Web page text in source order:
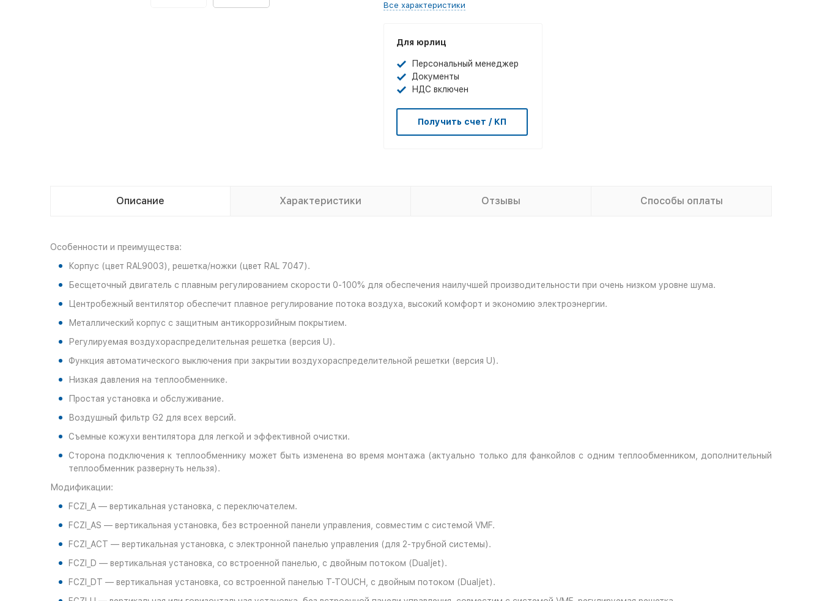
Все характеристики
Для юрлиц
Персональный менеджер
Документы
НДС включен
Получить счет / КП
Описание Характеристики Отзывы Способы оплаты
Особенности и преимущества:
Корпус (цвет RAL9003), решетка/ножки (цвет RAL 7047).
Бесщеточный двигатель с плавным регулированием скорости 0-100% для обеспечения наилучшей производительности при очень низком уровне шума.
Центробежный вентилятор обеспечит плавное регулирование потока воздуха, высокий комфорт и экономию электроэнергии.
Металлический корпус с защитным антикоррозийным покрытием.
Регулируемая воздухораспределительная решетка (версия U).
Функция автоматического выключения при закрытии воздухораспределительной решетки (версия U).
Низкая давления на теплообменнике.
Простая установка и обслуживание.
Воздушный фильтр G2 для всех версий.
Съемные кожухи вентилятора для легкой и эффективной очистки.
Сторона подключения к теплообменнику может быть изменена во время монтажа (актуально только для фанкойлов с одним теплообменником, дополнительный
теплообменник развернуть нельзя).
Модификации:
FCZI_A — вертикальная установка, с переключателем.
FCZI_AS — вертикальная установка, без встроенной панели управления, совместим с системой VMF.
FCZI_ACT — вертикальная установка, с электронной панелью управления (для 2-трубной системы).
FCZI_D — вертикальная установка, со встроенной панелью, с двойным потоком (Dualjet).
FCZI_DT — вертикальная установка, со встроенной панелью T-TOUCH, с двойным потоком (Dualjet).